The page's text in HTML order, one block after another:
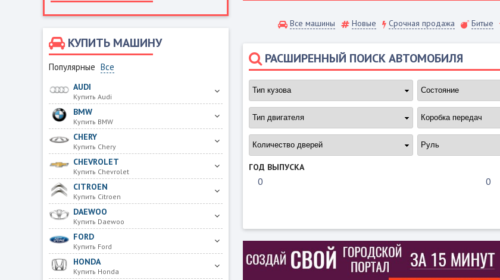
КУПИТЬ МАШИНУ
Популярные Все
AUDI
Купить Audi
BMW
Купить BMW
CHERY
Купить Chery
CHEVROLET
Купить Chevrolet
CITROEN
Купить Citroen
DAEWOO
Купить Daewoo
FORD
Купить Ford
HONDA
Купить Honda
Все машины Новые Срочная продажа Битые
РАСШИРЕННЫЙ ПОИСК АВТОМОБИЛЯ
ГОД ВЫПУСКА